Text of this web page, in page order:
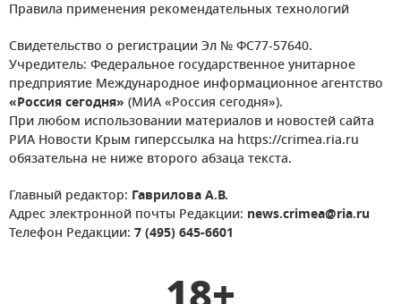
Правила применения рекомендательных технологий
Свидетельство о регистрации Эл № ФС77-57640.
Учредитель: Федеральное государственное унитарное
предприятие Международное информационное агентство
«Россия сегодня» (МИА «Россия сегодня»).
При любом использовании материалов и новостей сайта
РИА Новости Крым гиперссылка на https://crimea.ria.ru
обязательна не ниже второго абзаца текста.
Главный редактор: Гаврилова А.В.
Адрес электронной почты Редакции: news.crimea@ria.ru
Телефон Редакции: 7 (495) 645-6601